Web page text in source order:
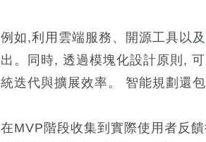
例如,利用雲端服務、開源工具以及
出。同時, 透過模塊化設計原則,
統迭代與擴展效率。 智能規劃還
在MVP階段收集到實際使用者反